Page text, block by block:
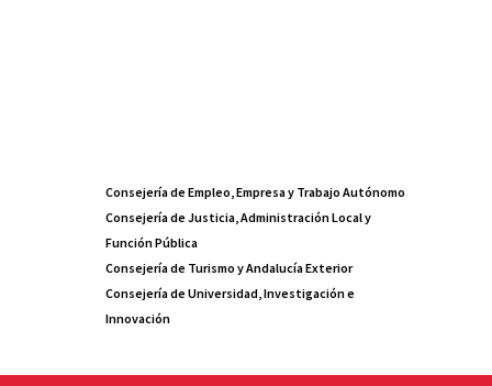
Consejería de Empleo, Empresa y Trabajo Autónomo
Consejería de Justicia, Administración Local y
Función Pública
Consejería de Turismo y Andalucía Exterior
Consejería de Universidad, Investigación e
Innovación